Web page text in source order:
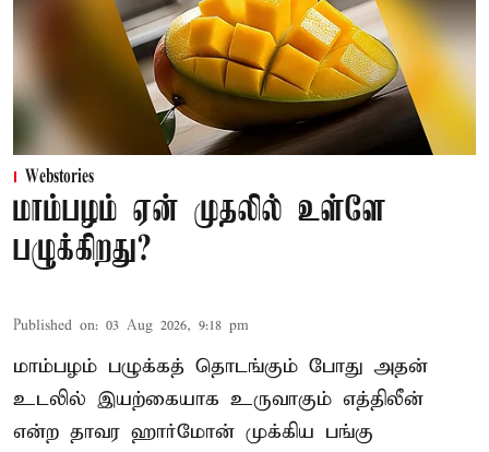
Webstories
மாம்பழம் ஏன் முதலில் உள்ளே
பழுக்கிறது?
Published on: 03 Aug 2026, 9:18 pm
மாம்பழம் பழுக்கத் தொடங்கும் போது அதன்
உடலில் இயற்கையாக உருவாகும் எத்திலீன்
என்ற தாவர ஹார்மோன் முக்கிய பங்கு